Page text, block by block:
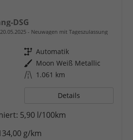
DSG
20.05.2025 Neuwagen mit Tageszulassung
Getriebe Automatik
Außenfarbe Moon Weiß Metallic
Kilometerstand 1.061 km
Details
5,90 l/100km
g/km